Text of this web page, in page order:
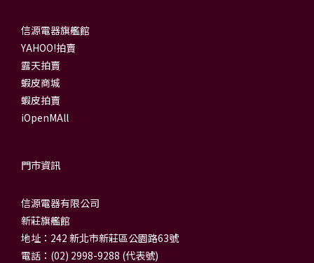
信源電器旗艦館
YAHOO!拍賣
露天拍賣
蝦皮商城
蝦皮拍賣
iOpenMAll
門市資訊
信源電器有限公司
新莊旗艦館
地址：242 新北市新莊區公園路63號
電話：(02) 2998-9288 (代表號)